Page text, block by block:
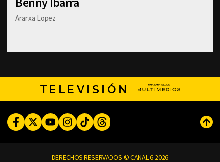
Aranxa Lopez
TELEVISIÓN
FacebookTwitterYoutubeInstagram
TikTokThreads
DERECHOS RESERVADOS © CANAL 6 2026